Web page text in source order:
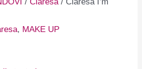
, MAKE UP